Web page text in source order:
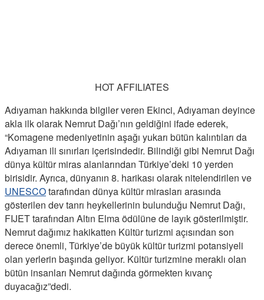
HOT AFFILIATES
Adıyaman hakkında bilgiler veren Ekinci, Adıyaman deyince
akla ilk olarak Nemrut Dağı’nın geldiğini ifade ederek,
“Komagene medeniyetinin aşağı yukarı bütün kalıntıları da
Adıyaman ili sınırları içerisindedir. Bilindiği gibi Nemrut Dağı
dünya kültür miras alanlarından Türkiye’deki 10 yerden
birisidir. Ayrıca, dünyanın 8. harikası olarak nitelendirilen ve
UNESCOtarafından dünya kültür mirasları arasında
gösterilen dev tanrı heykellerinin bulunduğu Nemrut Dağı,
FIJET tarafından Altın Elma ödülüne de layık gösterilmiştir.
Nemrut dağımız hakikatten Kültür turizmi açısından son
derece önemli, Türkiye’de büyük kültür turizmi potansiyeli
olan yerlerin başında geliyor. Kültür turizmine meraklı olan
bütün insanları Nemrut dağında görmekten kıvanç
duyacağız”dedi.